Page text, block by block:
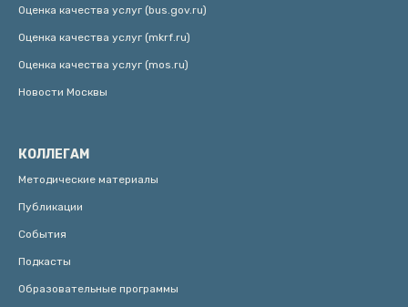
Оценка качества услуг (bus.gov.ru)
Оценка качества услуг (mkrf.ru)
Оценка качества услуг (mos.ru)
Новости Москвы
КОЛЛЕГАМ
Методические материалы
Публикации
События
Подкасты
Образовательные программы